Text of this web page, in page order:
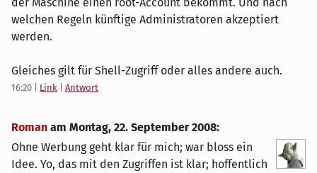
welchen Regeln künftige Administratoren akzeptiert
werden.
Gleiches gilt für Shell-Zugriff oder alles andere auch.
16:20 Link Antwort
Roman am Montag, 22. September 2008:
Ohne Werbung geht klar für mich; war bloss ein
Idee. Yo, das mit den Zugriffen ist klar; hoffentlich